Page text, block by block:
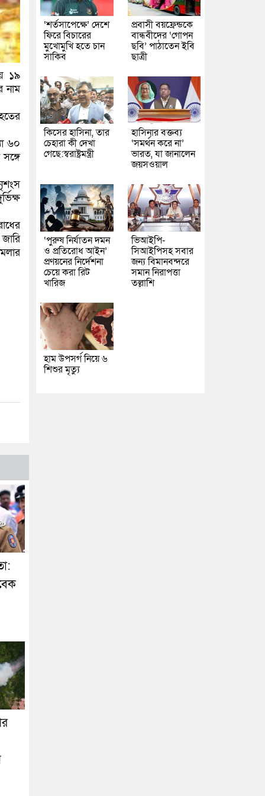
১৯
নাম
৬০
‘শর্তসাপেক্ষে’ দেশে
ফিরে বিচারের
মুখোমুখি হতে চান
সাকিব
প্রবাসী বয়ফ্রেন্ডকে
বান্ধবীদের ‘গোপন
ছবি’ পাঠাতেন ইবি
ছাত্রী
কিসের হাসিনা, তার
চেহারা কী দেখা
গেছে:স্বরাষ্ট্রমন্ত্রী
হাসিনার বক্তব্য
‘সমর্থন করে না’
ভারত, যা জানালেন
জয়সওয়াল
‘পুরুষ নির্যাতন দমন
ও প্রতিরোধ আইন’
প্রণয়নের নির্দেশনা
চেয়ে করা রিট
খারিজ
ভিআইপি-
সিআইপিসহ সবার
জন্য বিমানবন্দরে
সমান নিরাপত্তা
তল্লাশি
হাম উপসর্গ নিয়ে ৬
শিশুর মৃত্যু